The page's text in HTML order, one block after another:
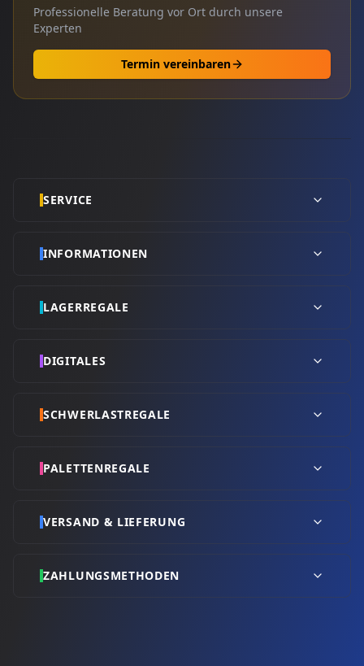
Professionelle Beratung vor Ort durch unsere
Experten
Termin vereinbaren
SERVICE
INFORMATIONEN
LAGERREGALE
DIGITALES
SCHWERLASTREGALE
PALETTENREGALE
VERSAND & LIEFERUNG
ZAHLUNGSMETHODEN